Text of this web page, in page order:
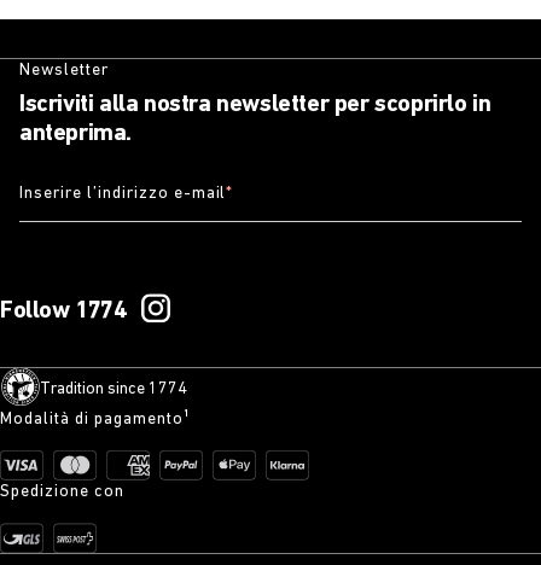
Newsletter
Iscriviti alla nostra newsletter per scoprirlo in
anteprima.
Inserire l’indirizzo e-mail*
Follow 1774
Tradition since 1774
Modalità di pagamento¹
Spedizione con